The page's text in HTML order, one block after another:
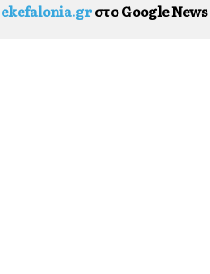
ekefalonia.grστο Google News